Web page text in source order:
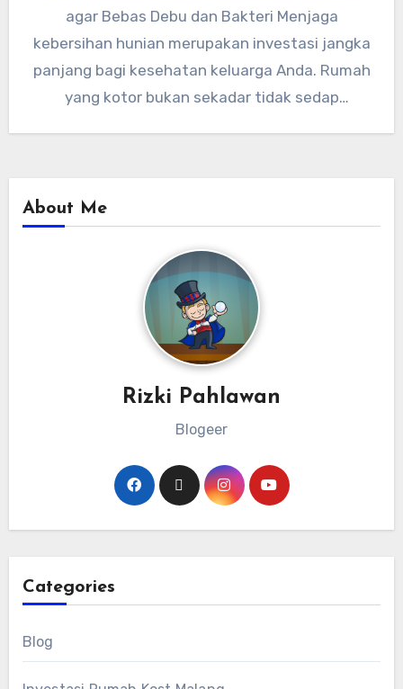
agar Bebas Debu dan Bakteri Menjaga
kebersihan hunian merupakan investasi jangka
panjang bagi kesehatan keluarga Anda. Rumah
yang kotor bukan sekadar tidak sedap
About Me
Rizki Pahlawan
Blogeer
Categories
Blog